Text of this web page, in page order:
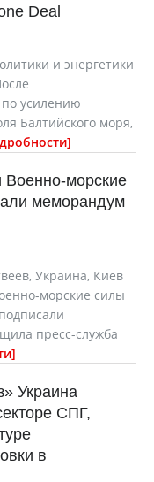
Deal
и энергетики
усилению
Балтийского моря,
Военно-морские
меморандум
Украина, Киев
морские силы
пресс-служба
Украина
СПГ,
в